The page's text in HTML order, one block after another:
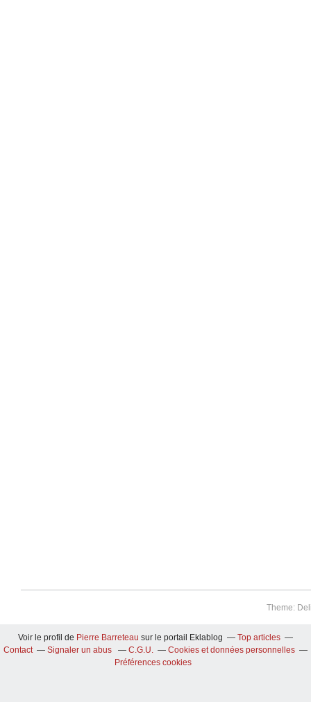
Theme:
Voir le profil de Pierre Barreteau sur le portail Eklablog
Top articles
Contact
Signaler un abus C.G.U.
Cookies et données personnelles
Préférences cookies